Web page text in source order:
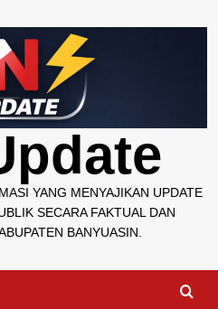
YANG MENYAJIKAN UPDATE
SECARA FAKTUAL DAN
BANYUASIN.